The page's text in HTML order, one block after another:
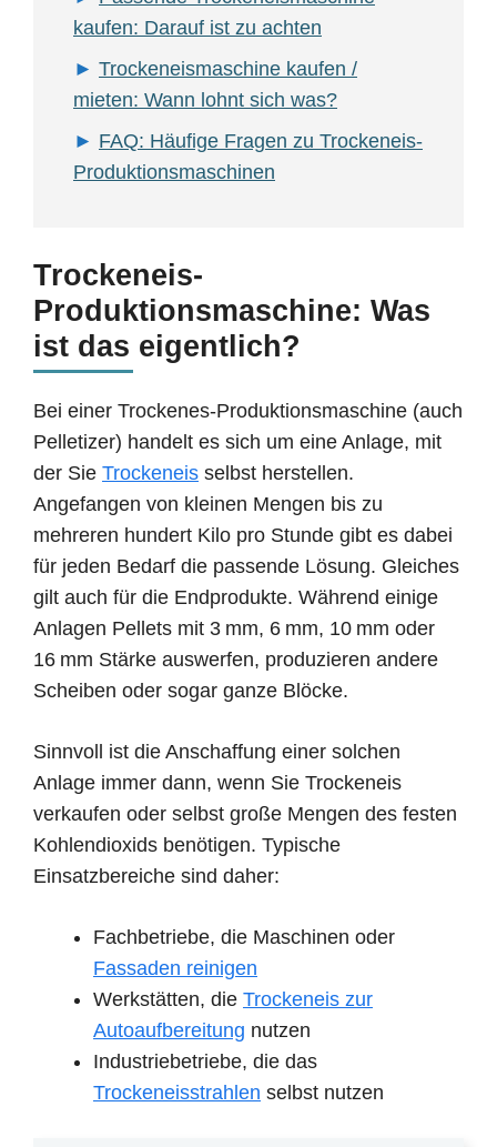
kaufen: Darauf ist zu achten
Trockeneismaschine kaufen /
mieten: Wann lohnt sich was?
FAQ: Häufige Fragen zu Trockeneis-
Produktionsmaschinen
Trockeneis-
Produktionsmaschine: Was
ist das eigentlich?
Bei einer Trockenes-Produktionsmaschine (auch
Pelletizer) handelt es sich um eine Anlage, mit
der Sie Trockeneis selbst herstellen.
Angefangen von kleinen Mengen bis zu
mehreren hundert Kilo pro Stunde gibt es dabei
für jeden Bedarf die passende Lösung. Gleiches
gilt auch für die Endprodukte. Während einige
Anlagen Pellets mit 3 mm, 6 mm, 10 mm oder
16 mm Stärke auswerfen, produzieren andere
Scheiben oder sogar ganze Blöcke.
Sinnvoll ist die Anschaffung einer solchen
Anlage immer dann, wenn Sie Trockeneis
verkaufen oder selbst große Mengen des festen
Kohlendioxids benötigen. Typische
Einsatzbereiche sind daher:
Fachbetriebe, die Maschinen oder
Fassaden reinigen
Werkstätten, die Trockeneis zur
Autoaufbereitung nutzen
Industriebetriebe, die das
Trockeneisstrahlen selbst nutzen